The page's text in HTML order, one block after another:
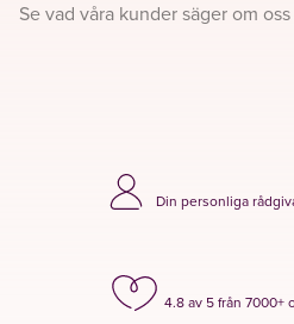
Se vad våra kunder säger om oss
Din personliga
4.8 av 5 från 7000+